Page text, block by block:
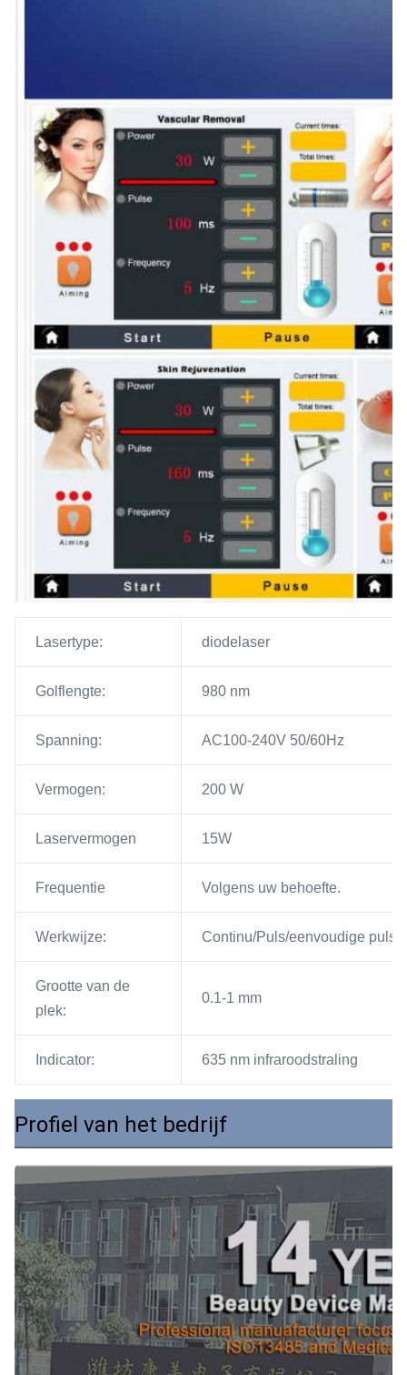
Lasertype: diodelaser
Golflengte: 980 nm
Spanning: AC100-240V 50/60Hz
Vermogen: 200 W
Laservermogen 15W
Frequentie Volgens uw behoefte.
Werkwijze: Continu/Puls/eenvoudige puls
Grootte van de
plek:
0.1-1 mm
Indicator: 635 nm infraroodstraling
Profiel van het bedrijf